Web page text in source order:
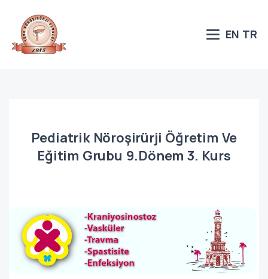
EN TR
Pediatrik Nöroşirürji Öğretim Ve
Eğitim Grubu 9.Dönem 3. Kurs